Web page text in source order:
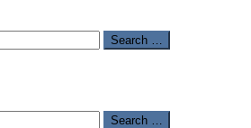
Search …
Search …